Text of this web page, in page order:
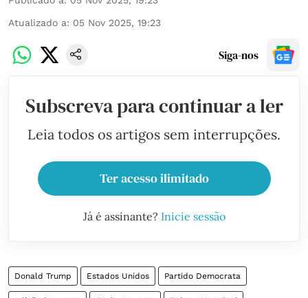
Atualizado a: 05 Nov 2025, 19:23
Siga-nos
Subscreva para continuar a ler
Leia todos os artigos sem interrupções.
Ter acesso ilimitado
Já é assinante? Inicie sessão
Donald Trump Estados Unidos Partido Democrata